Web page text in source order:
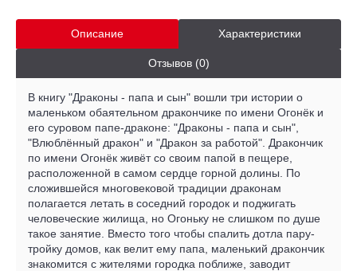
Описание Характеристики
Отзывов (0)
В книгу "Драконы - папа и сын" вошли три истории о
маленьком обаятельном дракончике по имени Огонёк и
его суровом папе-драконе: "Драконы - папа и сын",
"Влюблённый дракон" и "Дракон за работой". Дракончик
по имени Огонёк живёт со своим папой в пещере,
расположенной в самом сердце горной долины. По
сложившейся многовековой традиции драконам
полагается летать в соседний городок и поджигать
человеческие жилища, но Огоньку не слишком по душе
такое занятие. Вместо того чтобы спалить дотла пару-
тройку домов, как велит ему папа, маленький дракончик
знакомится с жителями городка поближе, заводит